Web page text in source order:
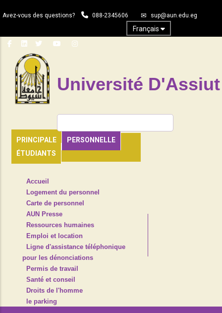
au
principal
Avez-vous des questions? 088-2345606 sup@aun.edu.eg
Français
Université D'Assiut
PRINCIPALE
PERSONNELLE
ÉTUDIANTS
HEADER
NAVIGATION
Accueil
Logement du personnel
Carte de personnel
AUN Presse
Ressources humaines
Emploi et location
Ligne d'assistance téléphonique
pour les dénonciations
Permis de travail
Santé et conseil
Droits de l'homme
le parking